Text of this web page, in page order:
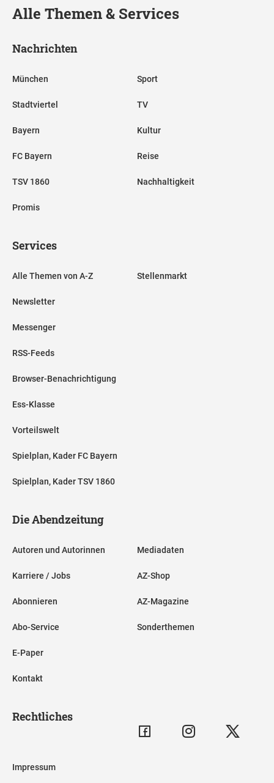
Alle Themen & Services
Nachrichten
München
Stadtviertel
Bayern
FC Bayern
TSV 1860
Promis
Sport
TV
Kultur
Reise
Nachhaltigkeit
Services
Alle Themen von A-Z
Newsletter
Messenger
RSS-Feeds
Browser-Benachrichtigung
Ess-Klasse
Vorteilswelt
Spielplan, Kader FC Bayern
Spielplan, Kader TSV 1860
Stellenmarkt
Die Abendzeitung
Autoren und Autorinnen
Karriere / Jobs
Abonnieren
Abo-Service
E-Paper
Kontakt
Mediadaten
AZ-Shop
AZ-Magazine
Sonderthemen
Rechtliches
Impressum